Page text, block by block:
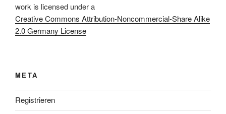
work is licensed under a
Creative Commons Attribution-Noncommercial-Share Alike
2.0 Germany License
META
Registrieren